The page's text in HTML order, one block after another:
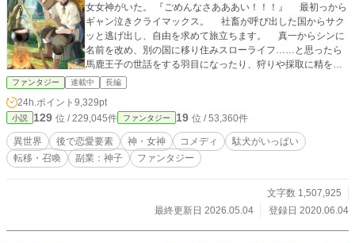
女女神がいた。 『ごめんなさあああい！！！』 最初っから
ギャン泣きクライマックス。 社畜が呼び出した国からサク
ッと逃げ出し、自由を求めて旅立ちます。 真一からシンに
名前を改め、別の国に移り住みスローライフ……と思ったら
馬鹿王子の世話をする羽目になったり、狩りや採取に精を出
したり、馬鹿王子に暴言を吐いたり、冒険者ランクを上げた
り、女神の愚痴を聞いたり、馬鹿王子を躾けたり、社会貢献
したり…… そんなまったり異世界生活がはじまる――か
も？ ブックマーク30000件突破ありがとうございま
す！！ 第１３回ファンタジー小説大賞にて、特別賞を頂
き書籍化しております。 ♦お知らせ♦ 余りモノ異世界
人の自由生活、コミックス１～６巻が発売中！ 漫画は村
１～８巻は万冬しま先生が、９巻以降は木々ゆうき先生が
ファンタジー 連載中 長編
24h.ポイント 9,329pt
小説 129 位 / 229,045件 ファンタジー 19 位 / 53,360件
異世界 後で恋愛要素 神・女神 コメディ
駄犬がいっぱい
転移・召喚
副業：神子 ファンタジー
文字数 1,507,925
最終更新日 2026.05.04
登録日 2020.06.04